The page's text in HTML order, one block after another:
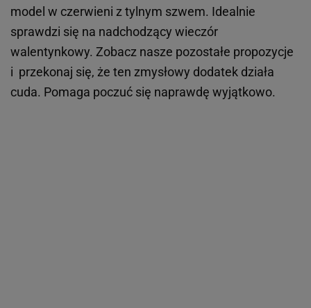
model w czerwieni z tylnym szwem. Idealnie
sprawdzi się na nadchodzący wieczór
walentynkowy. Zobacz nasze pozostałe propozycje
i przekonaj się, że ten zmysłowy dodatek działa
cuda. Pomaga poczuć się naprawdę wyjątkowo.